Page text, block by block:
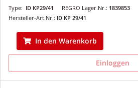
REGRO Lager.Nr.: 1839853
Type: ID KP29/41
Hersteller-Art.Nr.: ID KP 29/41
In den Warenkorb
Einloggen